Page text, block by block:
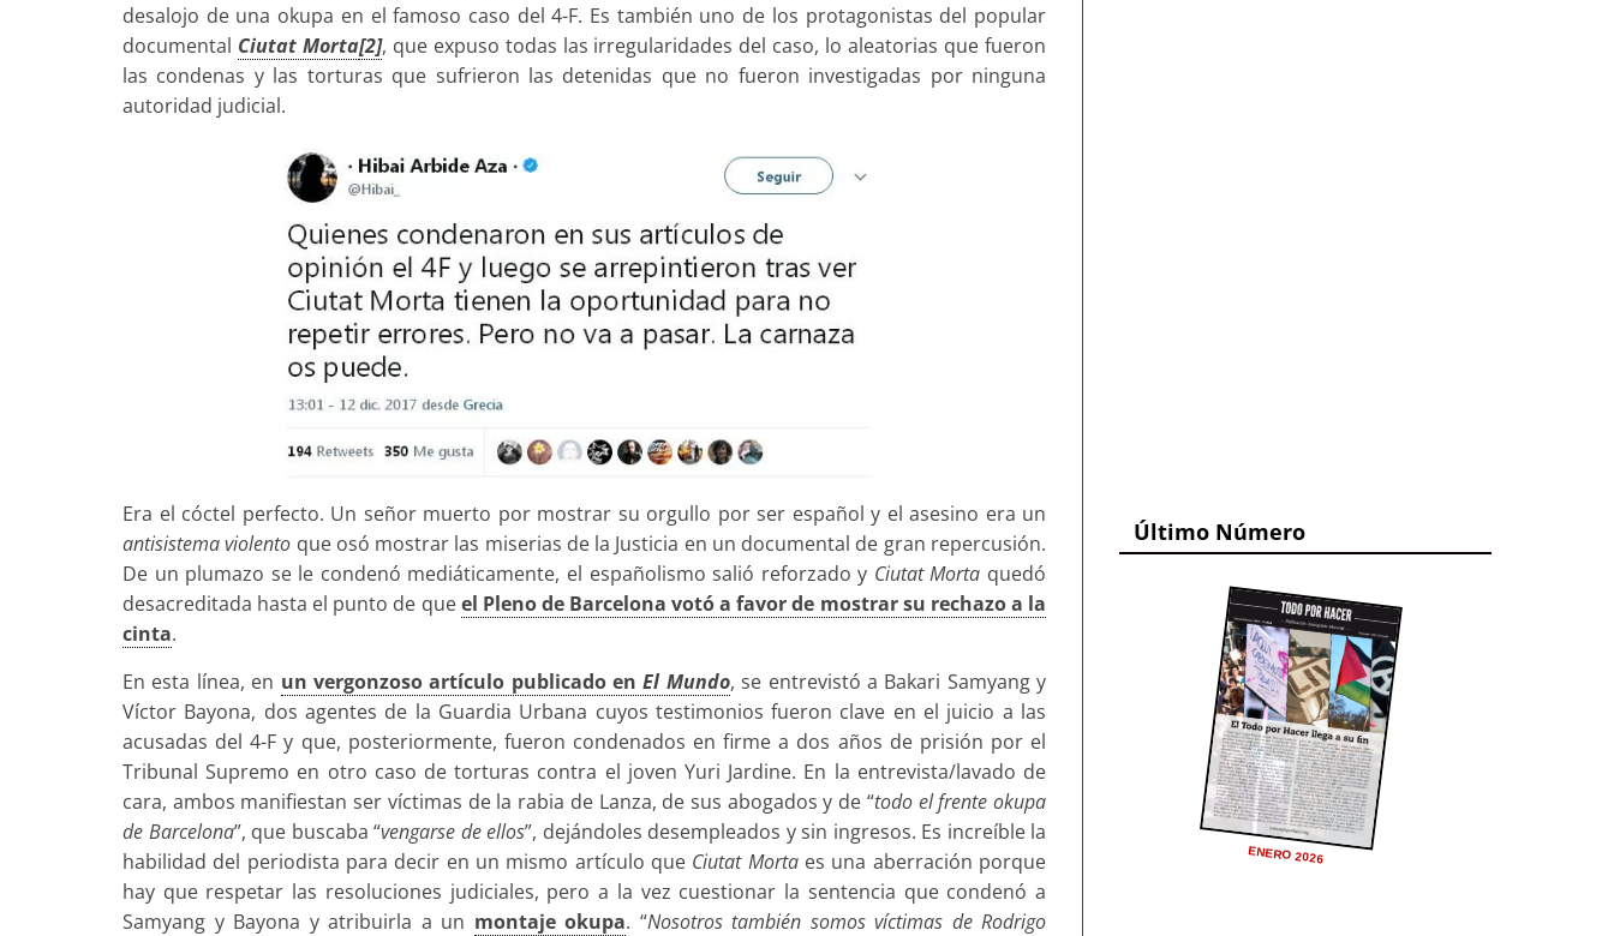
desalojo de una okupa en el famoso caso del 4-F. Es también uno de los protagonistas del popular
documental Ciutat Morta[2], que expuso todas las irregularidades del caso, lo aleatorias que fueron
las condenas y las torturas que sufrieron las detenidas que no fueron investigadas por ninguna
autoridad judicial.
Era el cóctel perfecto. Un señor muerto por mostrar su orgullo por ser español y el asesino era un
antisistema violento que osó mostrar las miserias de la Justicia en un documental de gran repercusión.
De un plumazo se le condenó mediáticamente, el españolismo salió reforzado y Ciutat Morta quedó
desacreditada hasta el punto de queel Pleno de Barcelona votó a favor de mostrar su rechazo a la
cinta.
En esta línea, en un vergonzoso artículo publicado enEl Mundo, se entrevistó a Bakari Samyang y
Víctor Bayona, dos agentes de la Guardia Urbana cuyos testimonios fueron clave en el juicio a las
acusadas del 4-F y que, posteriormente, fueron condenados en firme a dos años de prisión por el
Tribunal Supremo en otro caso de torturas contra el joven Yuri Jardine. En la entrevista/lavado de
cara, ambos manifiestan ser víctimas de la rabia de Lanza, de sus abogados y de “todo el frente okupa
de Barcelona”, que buscaba “vengarse de ellos”, dejándoles desempleados y sin ingresos. Es increíble la
habilidad del periodista para decir en un mismo artículo que Ciutat Mortaes una aberración porque
hay que respetar las resoluciones judiciales, pero a la vez cuestionar la sentencia que condenó a
Samyang y Bayona y atribuirla a un montaje okupa. “Nosotros también somos víctimas de Rodrigo
Último Número
ENERO 2026